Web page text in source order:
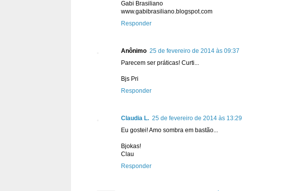
Gabi Brasiliano
www.gabibrasiliano.blogspot.com
Responder
Anônimo 25 de fevereiro de 2014 às 09:37
Parecem ser práticas! Curti...
Bjs Pri
Responder
Claudia L. 25 de fevereiro de 2014 às 13:29
Eu gostei! Amo sombra em bastão...
Bjokas!
Clau
Responder